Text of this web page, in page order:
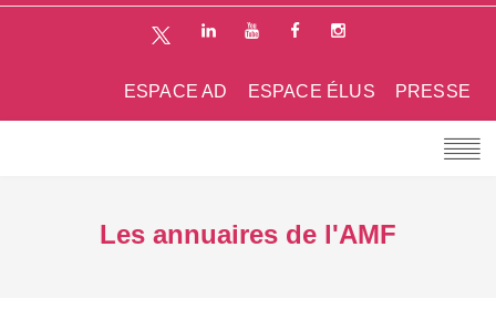
PRESSE
ESPACE ÉLUS
ESPACE AD
Les annuaires de l'AMF